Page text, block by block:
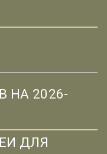
НА 2026-
ДЛЯ